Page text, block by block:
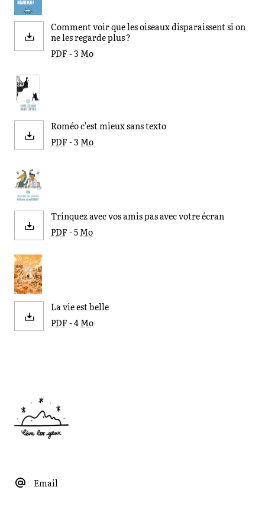
Comment voir que les oiseaux disparaissent si on
ne les regarde plus ?
PDF - 3 Mo
Roméo c'est mieux sans texto
PDF - 3 Mo
Trinquez avec vos amis pas avec votre écran
PDF - 5 Mo
La vie est belle
PDF - 4 Mo
Email